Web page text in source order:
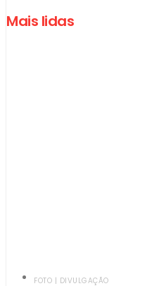
Mais lidas
FOTO | DIVULGAÇÃO